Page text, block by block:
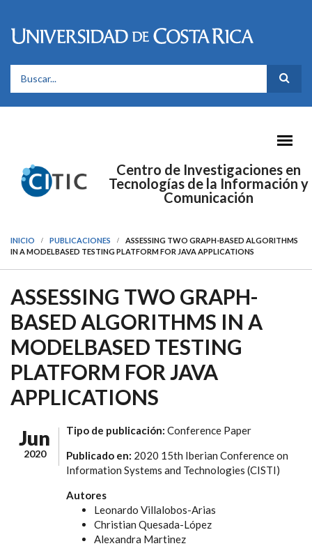
FORMULARIO DE BÚSQUEDA
Centro de Investigaciones en
Tecnologías de la Información y
Comunicación
INICIO PUBLICACIONES
ASSESSING TWO GRAPH-BASED ALGORITHMS
IN A MODELBASED TESTING PLATFORM FOR JAVA APPLICATIONS
ASSESSING TWO GRAPH-
BASED ALGORITHMS IN A
MODELBASED TESTING
PLATFORM FOR JAVA
APPLICATIONS
Jun
2020
Tipo de publicación: Conference Paper
Publicado en: 2020 15th Iberian Conference on
Information Systems and Technologies (CISTI)
Autores
Leonardo Villalobos-Arias
Christian Quesada-López
Alexandra Martinez